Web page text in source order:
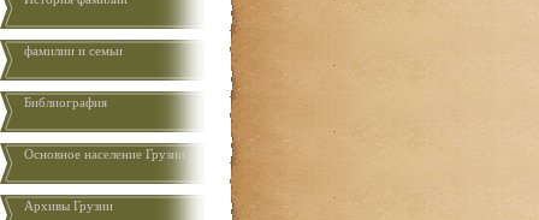
фамилии и семьи
Библиография
Основное население Грузии
Aрхивы Грузии